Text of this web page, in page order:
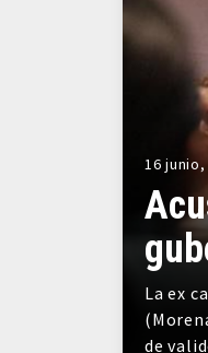
16 junio,
La ex
de